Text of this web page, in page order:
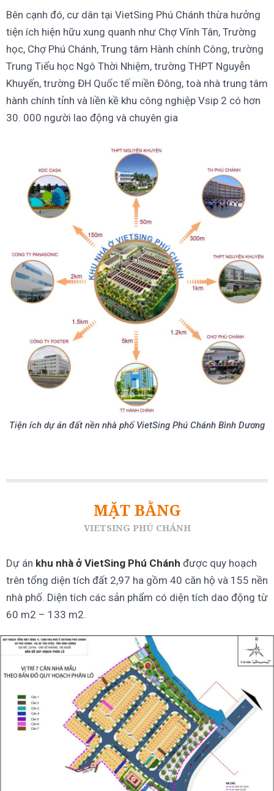
Bên cạnh đó, cư dân tại VietSing Phú Chánh thừa hưởng
tiện ích hiện hữu xung quanh như Chợ Vĩnh Tân, Trường
học, Chợ Phú Chánh, Trung tâm Hành chính Công, trường
Trung Tiểu học Ngô Thời Nhiệm, trường THPT Nguyễn
Khuyến, trường ĐH Quốc tế miền Đông, toà nhà trung tâm
hành chính tỉnh và liền kề khu công nghiệp Vsip 2 có hơn
30. 000 người lao động và chuyên gia
Tiện ích dự án đất nền nhà phố VietSing Phú Chánh Bình Dương
MẶT BẰNG
VIETSING PHÚ CHÁNH
Dự án khu nhà ở VietSing Phú Chánh được quy hoạch
trên tổng diện tích đất 2,97 ha gồm 40 căn hộ và 155 nền
nhà phố. Diện tích các sản phẩm có diện tích dao động từ
60 m2 – 133 m2.